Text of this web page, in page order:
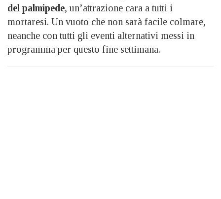
del palmipede, un’attrazione cara a tutti i
mortaresi. Un vuoto che non sarà facile colmare,
neanche con tutti gli eventi alternativi messi in
programma per questo fine settimana.